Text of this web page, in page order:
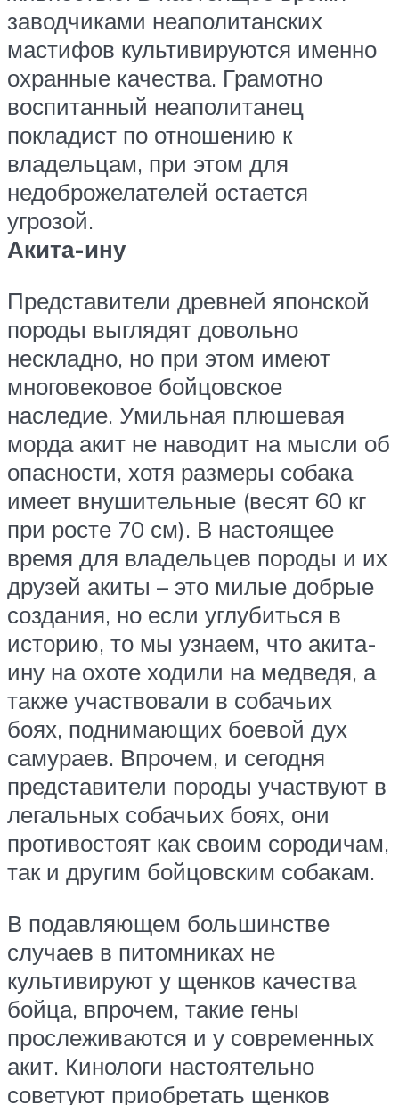
заводчиками неаполитанских
мастифов культивируются именно
охранные качества. Грамотно
воспитанный неаполитанец
покладист по отношению к
владельцам, при этом для
недоброжелателей остается
угрозой.
Акита-ину
Представители древней японской
породы выглядят довольно
нескладно, но при этом имеют
многовековое бойцовское
наследие. Умильная плюшевая
морда акит не наводит на мысли об
опасности, хотя размеры собака
имеет внушительные (весят 60 кг
при росте 70 см). В настоящее
время для владельцев породы и их
друзей акиты – это милые добрые
создания, но если углубиться в
историю, то мы узнаем, что акита-
ину на охоте ходили на медведя, а
также участвовали в собачьих
боях, поднимающих боевой дух
самураев. Впрочем, и сегодня
представители породы участвуют в
легальных собачьих боях, они
противостоят как своим сородичам,
так и другим бойцовским собакам.
В подавляющем большинстве
случаев в питомниках не
культивируют у щенков качества
бойца, впрочем, такие гены
прослеживаются и у современных
акит. Кинологи настоятельно
советуют приобретать щенков